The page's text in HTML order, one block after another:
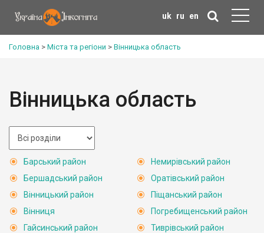
uk ru en
Головна > Міста та регіони > Вінницька область
Вінницька область
Барський район
Бершадський район
Вінницький район
Вінниця
Гайсинський район
Немирівський район
Оратівський район
Піщанський район
Погребищенський район
Тиврівський район